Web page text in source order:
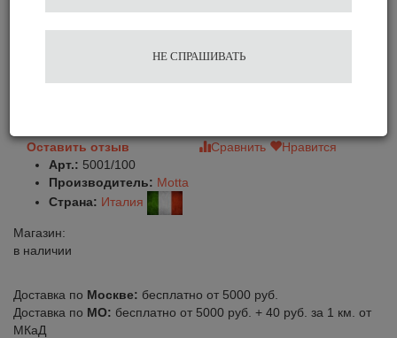
Молочник Aurora 1000 мл.
Оставить отзыв Сравнить
Нравится
Арт.: 5001/100
Производитель: Motta
Страна: Италия
Магазин:
в наличии
Доставка по Москве: бесплатно от 5000 руб.
Доставка по МО: бесплатно от 5000 руб. + 40 руб. за 1 км. от
МКаД
НЕ СПРАШИВАТЬ